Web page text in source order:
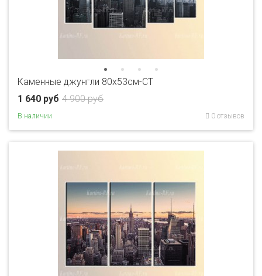
Каменные джунгли 80x53см-CT
4 900 руб
1 640 руб
В наличии 0 отзывов